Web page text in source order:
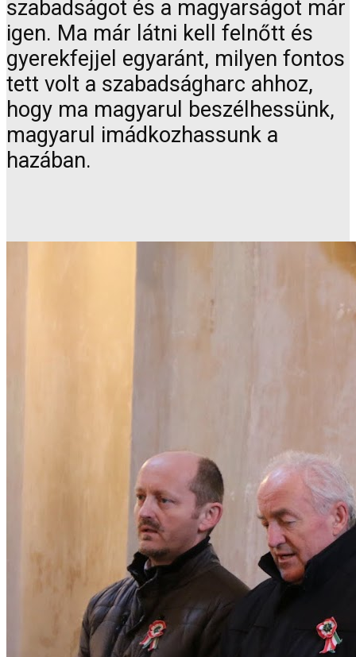
szabadságot és a magyarságot már
igen. Ma már látni kell felnőtt és
gyerekfejjel egyaránt, milyen fontos
tett volt a szabadságharc ahhoz,
hogy ma magyarul beszélhessünk,
magyarul imádkozhassunk a
hazában.